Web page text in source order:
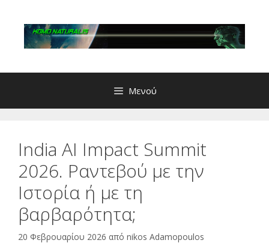
περιεχόμενο
Μενού
India AI Impact Summit
2026. Ραντεβού με την
Ιστορία ή με τη
βαρβαρότητα;
20 Φεβρουαρίου 2026 από nikos Adamopoulos